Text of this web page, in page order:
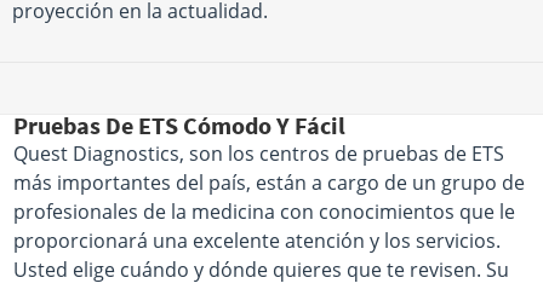
proyección en la actualidad.
Pruebas De ETS Cómodo Y Fácil
Quest Diagnostics, son los centros de pruebas de ETS
más importantes del país, están a cargo de un grupo de
profesionales de la medicina con conocimientos que le
proporcionará una excelente atención y los servicios.
Usted elige cuándo y dónde quieres que te revisen. Su